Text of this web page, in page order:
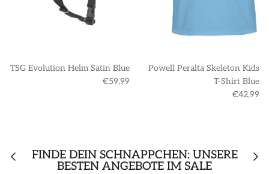
TSG Evolution Helm Satin Blue
€59,99
Powell Peralta Skeleton Kids
T-Shirt Blue
€42,99
FINDE DEIN SCHNÄPPCHEN: UNSERE
BESTEN ANGEBOTE IM SALE